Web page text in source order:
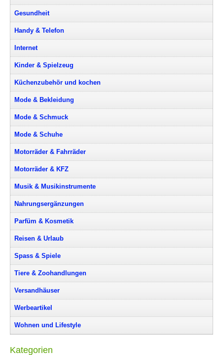
Gesundheit
Handy & Telefon
Internet
Kinder & Spielzeug
Küchenzubehör und kochen
Mode & Bekleidung
Mode & Schmuck
Mode & Schuhe
Motorräder & Fahrräder
Motorräder & KFZ
Musik & Musikinstrumente
Nahrungsergänzungen
Parfüm & Kosmetik
Reisen & Urlaub
Spass & Spiele
Tiere & Zoohandlungen
Versandhäuser
Werbeartikel
Wohnen und Lifestyle
Kategorien